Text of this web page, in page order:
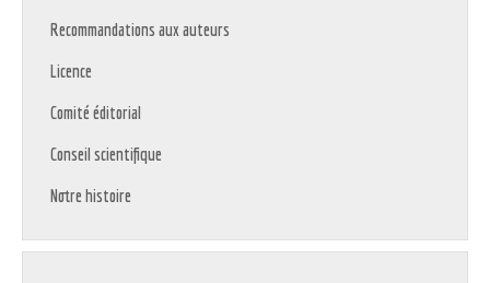
Recommandations aux auteurs
Licence
Comité éditorial
Conseil scientifique
Notre histoire